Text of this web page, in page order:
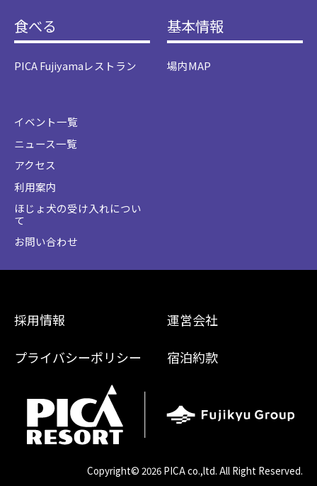
食べる
PICA Fujiyamaレストラン
基本情報
場内MAP
イベント一覧
ニュース一覧
アクセス
利用案内
ほじょ犬の受け入れについ
て
お問い合わせ
採用情報 運営会社
プライバシーポリシー 宿泊約款
Copyright© 2026 PICA co.,ltd. All Right Reserved.